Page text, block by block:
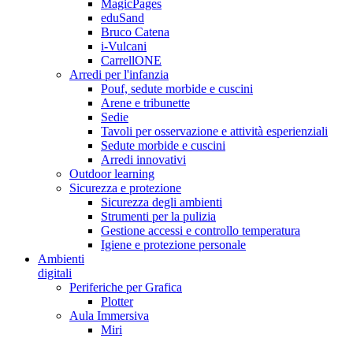
MagicPages
eduSand
Bruco Catena
i-Vulcani
CarrellONE
Arredi per l'infanzia
Pouf, sedute morbide e cuscini
Arene e tribunette
Sedie
Tavoli per osservazione e attività esperienziali
Sedute morbide e cuscini
Arredi innovativi
Outdoor learning
Sicurezza e protezione
Sicurezza degli ambienti
Strumenti per la pulizia
Gestione accessi e controllo temperatura
Igiene e protezione personale
Ambienti
digitali
Periferiche per Grafica
Plotter
Aula Immersiva
Miri